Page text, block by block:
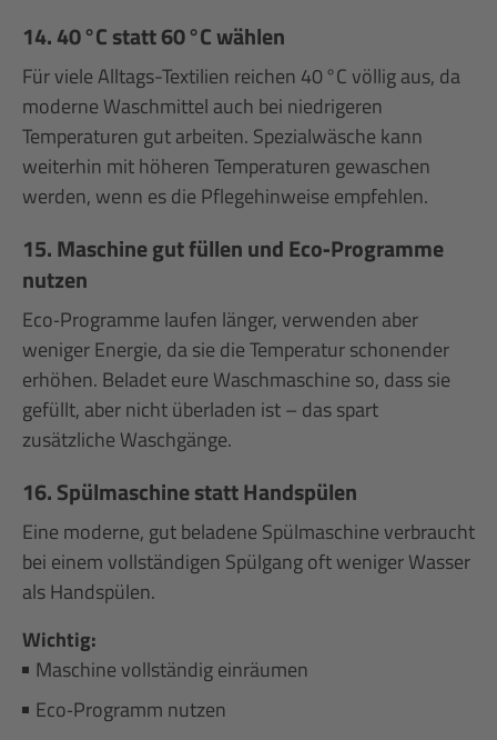
14. 40 °C statt 60 °C wählen
Für viele Alltags-Textilien reichen 40 °C völlig aus, da
moderne Waschmittel auch bei niedrigeren
Temperaturen gut arbeiten. Spezialwäsche kann
weiterhin mit höheren Temperaturen gewaschen
werden, wenn es die Pflegehinweise empfehlen.
15. Maschine gut füllen und Eco‑Programme
nutzen
Eco‑Programme laufen länger, verwenden aber
weniger Energie, da sie die Temperatur schonender
erhöhen. Beladet eure Waschmaschine so, dass sie
gefüllt, aber nicht überladen ist – das spart
zusätzliche Waschgänge.
16. Spülmaschine statt Handspülen
Eine moderne, gut beladene Spülmaschine verbraucht
bei einem vollständigen Spülgang oft weniger Wasser
als Handspülen.
Wichtig:
Maschine vollständig einräumen
Eco‑Programm nutzen